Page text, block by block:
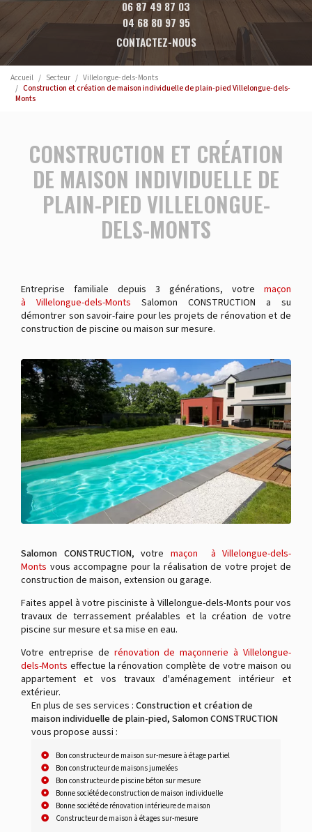
06 87 49 87 03
04 68 80 97 95
CONTACTEZ-NOUS
Accueil Secteur
Villelongue-dels-Monts
Construction et création de maison individuelle de plain-pied Villelongue-dels-
Monts
CONSTRUCTION ET CRÉATION
DE MAISON INDIVIDUELLE DE
PLAIN-PIED VILLELONGUE-
DELS-MONTS
Entreprise familiale depuis 3 générations, votre maçon
à Villelongue-dels-Monts Salomon CONSTRUCTION a su
démontrer son savoir-faire pour les projets de rénovation et de
construction de piscine ou maison sur mesure.
Salomon CONSTRUCTION, votre maçon à Villelongue-dels-
Monts vous accompagne pour la réalisation de votre projet de
construction de maison, extension ou garage.
Faites appel à votre pisciniste à Villelongue-dels-Monts pour vos
travaux de terrassement préalables et la création de votre
piscine sur mesure et sa mise en eau.
Votre entreprise de rénovation de maçonnerie à Villelongue-
dels-Monts effectue la rénovation complète de votre maison ou
appartement et vos travaux d'aménagement intérieur et
extérieur.
En plus de ses services : Construction et création de
maison individuelle de plain-pied, Salomon CONSTRUCTION
vous propose aussi :
Bon constructeur de maison sur-mesure à étage partiel
Bon constructeur de maisons jumelées
Bon constructeur de piscine béton sur mesure
Bonne société de construction de maison individuelle
Bonne société de rénovation intérieure de maison
Constructeur de maison à étages sur-mesure